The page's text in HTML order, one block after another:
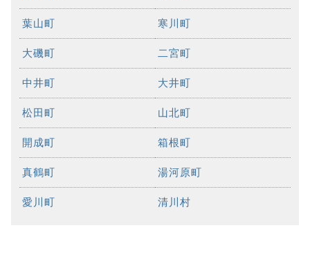
葉山町 寒川町
大磯町 二宮町
中井町 大井町
松田町 山北町
開成町 箱根町
真鶴町 湯河原町
愛川町 清川村